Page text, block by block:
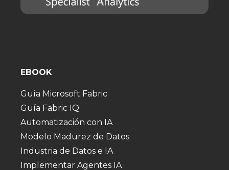
EBOOK
Guía Microsoft Fabric
Guía Fabric IQ
Automatización con IA
Modelo Madurez de Datos
Industria de Datos e IA
Implementar Agentes IA